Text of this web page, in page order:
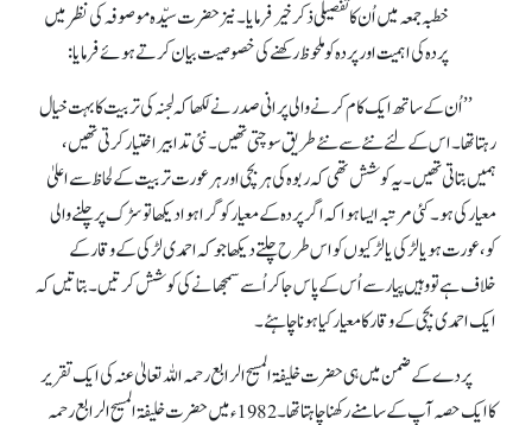
خطبہ جمعہ میں اُن کا تفصیلی ذکرخیر فرمایا۔ نیز حضرت سیّدہ موصوفہ کی نظر میں
پردہ کی اہمیت اور پردہ کو ملحوظ رکھنے کی خصوصیت بیان کرتے ہوئے فرمایا:
’’اُن کے ساتھ ایک کام کرنے والی پرانی صدر نے لکھا کہ لجنہ کی تربیت کا بہت خیال
رہتا تھا۔ اس کے لئے نئے سے نئے طریق سوچتی تھیں۔ نئی تدابیر اختیار کرتی تھیں،
ہمیں بتاتی تھیں۔ یہ کوشش تھی کہ ربوہ کی ہر بچی اور ہر عورت تربیت کے لحاظ سے اعلیٰ
معیارکی ہو۔ کئی مرتبہ ایسا ہوا کہ اگر پردہ کے معیار کو گرا ہوا دیکھا تو سڑک پر چلنے والی
کو، عورت ہو یا لڑکی یا لڑکیوں کو اس طرح چلتے دیکھا جو کہ احمدی لڑکی کے وقار کے
خلاف ہے تو وہیں پیار سے اُ س کے پاس جا کر اُسے سمجھانے کی کوشش کرتیں۔ بتاتیں کہ
ایک احمدی بچی کے وقار کا معیار کیا ہونا چاہئے۔
پردے کے ضمن میں ہی حضرت خلیفۃ المسیح الرابع رحمہ اللہ تعالیٰ عنہ کی ایک تقریر
کا ایک حصہ آپ کے سامنے رکھنا چاہتا تھا۔ 1982ء میں حضرت خلیفۃ المسیح الرابع رحمہ